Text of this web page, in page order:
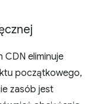
eliminuje
początkowego,
zasób jest